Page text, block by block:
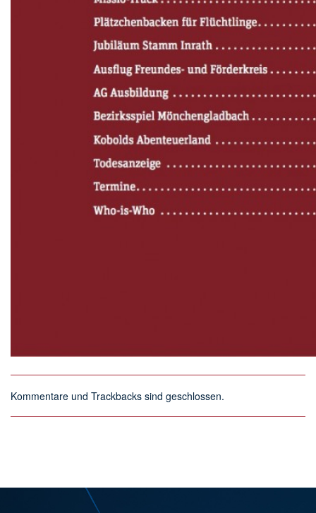
Kommentare und Trackbacks sind geschlossen.